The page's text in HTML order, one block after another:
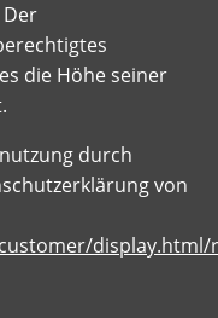
Der
die Höhe seiner
durch
von
display.html/